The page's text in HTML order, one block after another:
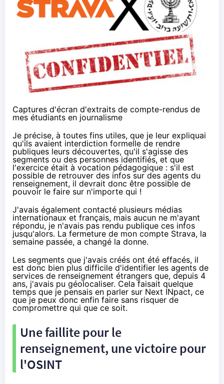
Captures d'écran d'extraits de compte-rendus de
mes étudiants en journalisme
Je précise, à toutes fins utiles, que je leur expliquai
qu'ils avaient interdiction formelle de rendre
publiques leurs découvertes, qu'il s'agisse des
segments ou des personnes identifiés, et que
l'exercice était à vocation pédagogique : s'il est
possible de retrouver des infos sur des agents du
renseignement, il devrait donc être possible de
pouvoir le faire sur n'importe qui !
J'avais également contacté plusieurs médias
internationaux et français, mais aucun ne m'ayant
répondu, je n'avais pas rendu publique ces infos
jusqu'alors. La fermeture de mon compte Strava, la
semaine passée, a changé la donne.
Les segments que j'avais créés ont été effacés, il
est donc bien plus difficile d'identifier les agents de
services de renseignement étrangers que, depuis 4
ans, j'avais pu géolocaliser. Cela faisait quelque
temps que je pensais en parler sur Next INpact, ce
que je peux donc enfin faire sans risquer de
compromettre qui que ce soit.
Une faillite pour le
renseignement, une victoire pour
l'OSINT